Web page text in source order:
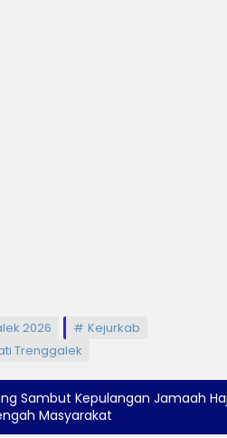
2026
Kejurkab
Trenggalek
Sambut Kepulangan Jamaah
Masyarakat